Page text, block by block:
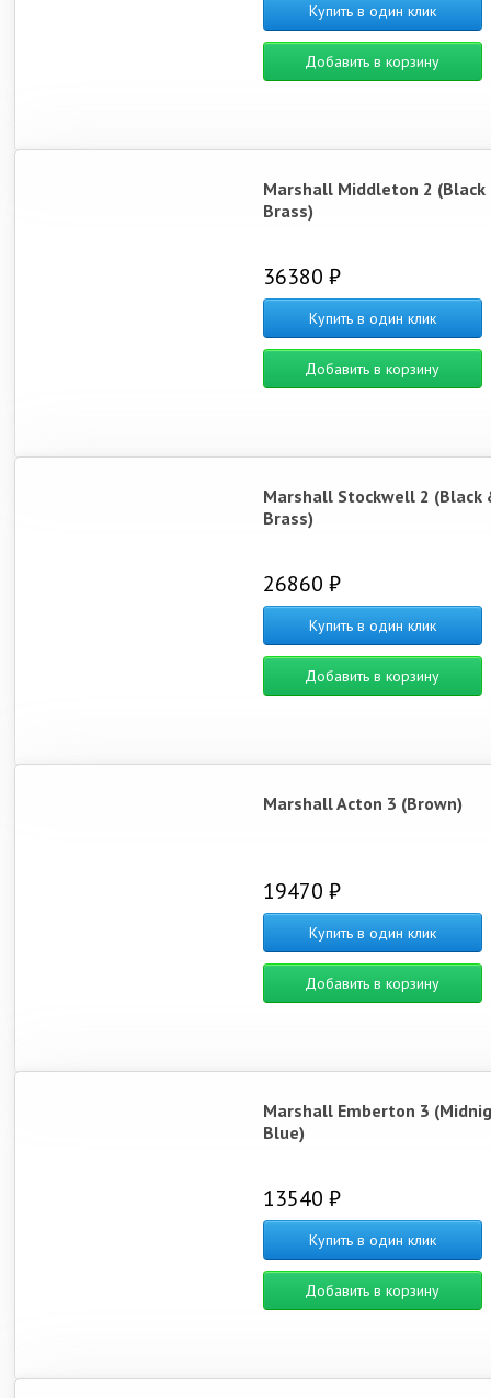
Купить в один клик
Добавить в корзину
Marshall Middleton 2 (Black
Brass)
36380 ₽
Купить в один клик
Добавить в корзину
Marshall Stockwell 2 (Black
Brass)
26860 ₽
Купить в один клик
Добавить в корзину
Marshall Acton 3 (Brown)
19470 ₽
Купить в один клик
Добавить в корзину
Marshall Emberton 3
Blue)
13540 ₽
Купить в один клик
Добавить в корзину